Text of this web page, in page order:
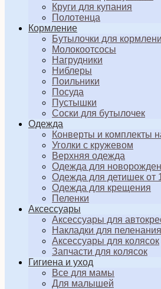
Круги для купания
Полотенца
Кормление
Бутылочки для
Молокоотсосы
Нагрудники
Ниблеры
Поильники
Посуда
Пустышки
Соски для бутылочек
Одежда
Конверты и комплекты
Уголки с кружевом
Верхняя одежда
Одежда для
Одежда для детишек от
Одежда для крещения
Пеленки
Аксессуары
Аксессуары для
Накладки для пеленания
Аксессуары для колясок
Запчасти для колясок
Гигиена и уход
Все для мамы
Для малышей